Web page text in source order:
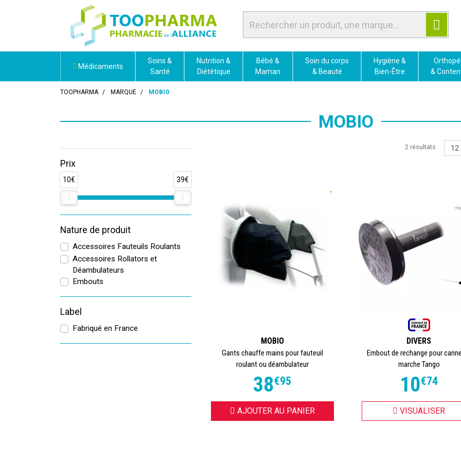
Médicaments
Soins &
Santé
Nutrition &
Diététique
Bébé &
Maman
Soin du corps
& Beauté
Hygiène &
Bien-Être
&
TOOPHARMA MARQUE MOBIO
MOBIO
Prix
10€ 39€
Nature de produit
Accessoires Fauteuils Roulants
Accessoires Rollators et
Déambulateurs
Embouts
Label
Fabriqué en France
2 résultats
MOBIO
Gants chauffe mains pour fauteuil
roulant ou déambulateur
38€95
AJOUTER AU PANIER
DIVERS
Embout de rechange pour
marche Tango
10€74
VISUALISER